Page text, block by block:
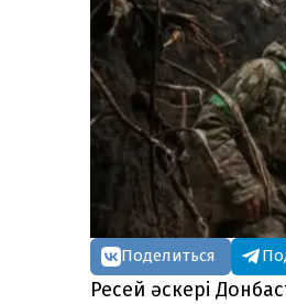
Поделиться
Ресей әскері